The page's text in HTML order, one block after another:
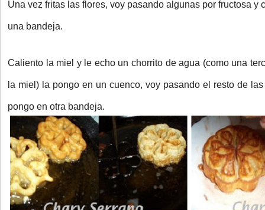
Una vez fritas las flores, voy pasando algunas por fructosa y
una bandeja.
Caliento la miel y le echo un chorrito de agua (como una
la miel) la pongo en un cuenco, voy pasando el resto de
pongo en otra bandeja.